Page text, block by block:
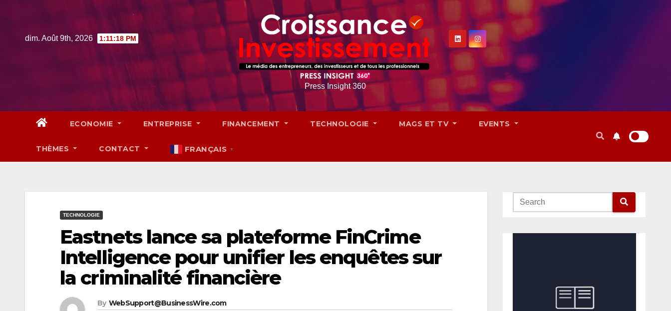
contentdim. Août 9th, 2026 1:11:19 PM
Press Insight 360
ECONOMIE ENTREPRISE FINANCEMENT TECHNOLOGIE MAGS ET TV EVENTS
THÈMES CONTACT FRANÇAIS ▼
TECHNOLOGIE
Eastnets lance sa plateforme FinCrime
Intelligence pour unifier les enquêtes sur
la criminalité financière
By WebSupport@BusinessWire.com